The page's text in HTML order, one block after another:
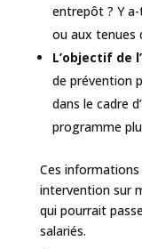
entrepôt ? Y
ou aux tenues
L’objectif de
de prévention
dans le cadre
programme
Ces
intervention sur
qui pourrait
salariés.